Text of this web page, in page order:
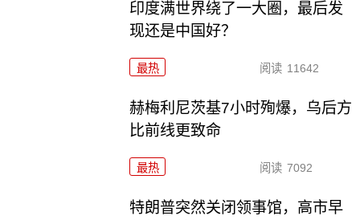
印度满世界绕了一大圈，最后发
现还是中国好？
最热 阅读 11642
赫梅利尼茨基7小时殉爆，乌后方
比前线更致命
最热 阅读 7092
特朗普突然关闭领事馆，高市早